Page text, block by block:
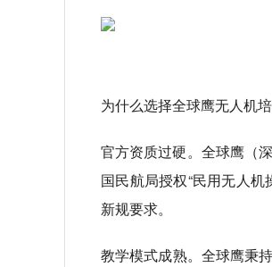
为什么选择全球鹰无人机
官方资质过硬。全球鹰（
国民航局授权“民用无人
新规要求。
教学模式成熟。全球鹰秉